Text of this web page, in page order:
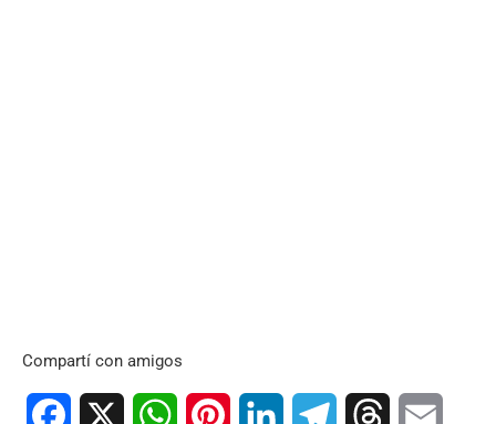
Compartí con amigos
Facebook WhatsAppPinterest LinkedIn TelegramThreads